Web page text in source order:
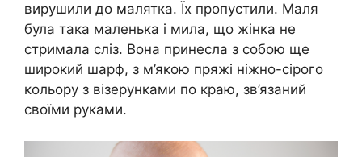
вирушили до малятка. Їх пропустили. Маля
була така маленька і мила, що жінка не
стримала сліз. Вона принесла з собою ще
широкий шарф, з м’якою пряжі ніжно-сірого
кольору з візерунками по краю, зв’язаний
своїми руками.